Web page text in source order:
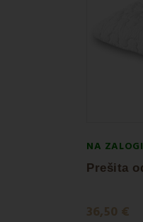
NA ZALOGI
36,50 €